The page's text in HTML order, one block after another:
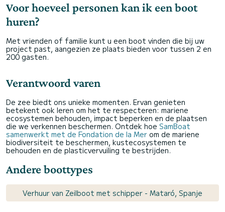
Voor hoeveel personen kan ik een boot
huren?
Met vrienden of familie kunt u een boot vinden die bij uw
project past, aangezien ze plaats bieden voor tussen 2 en
200 gasten.
Verantwoord varen
De zee biedt ons unieke momenten. Ervan genieten
betekent ook leren om het te respecteren: mariene
ecosystemen behouden, impact beperken en de plaatsen
die we verkennen beschermen. Ontdek hoe SamBoat
samenwerkt met de Fondation de la Mer om de mariene
biodiversiteit te beschermen, kustecosystemen te
behouden en de plasticvervuiling te bestrijden.
Andere boottypes
Verhuur van Zeilboot met schipper - Mataró, Spanje